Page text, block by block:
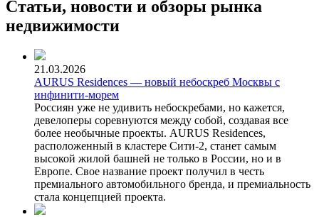
Статьи, новости и обзоры рынка
недвижимости
21.03.2026
AURUS Residences — новый небоскреб Москвы с
инфинити-морем
Россиян уже не удивить небоскребами, но кажется,
девелоперы соревнуются между собой, создавая все
более необычные проекты. AURUS Residences,
расположенный в кластере Сити-2, станет самым
высокой жилой башней не только в России, но и в
Европе. Свое название проект получил в честь
премиального автомобильного бренда, и премиальность
стала концепцией проекта.